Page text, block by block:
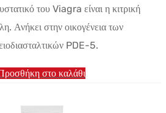
$22.18.
του Viagra είναι η κιτρική
Ανήκει στην οικογένεια των
PDE-5.
στο καλάθι